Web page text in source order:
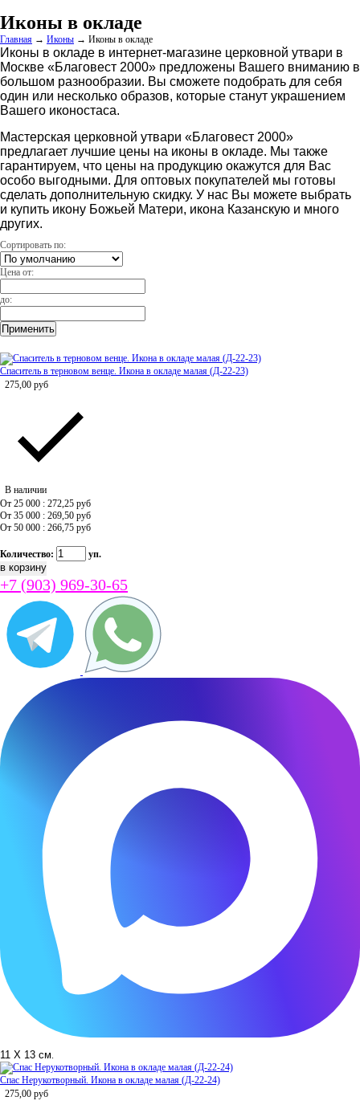
Иконы в окладе
Главная → Иконы → Иконы в окладе
Иконы в окладе в интернет-магазине церковной утвари в
Москве «Благовест 2000» предложены Вашего вниманию в
большом разнообразии. Вы сможете подобрать для себя
один или несколько образов, которые станут украшением
Вашего иконостаса.
Мастерская церковной утвари «Благовест 2000»
предлагает лучшие цены на иконы в окладе. Мы также
гарантируем, что цены на продукцию окажутся для Вас
особо выгодными. Для оптовых покупателей мы готовы
сделать дополнительную скидку. У нас Вы можете выбрать
и купить икону Божьей Матери, икона Казанскую и много
других.
Сортировать по:
Цена от:
до:
Спаситель в терновом венце. Икона в окладе малая (Д-22-23)
275,00 руб
В наличии
От 25 000 : 272,25 руб
От 35 000 : 269,50 руб
От 50 000 : 266,75 руб
Количество: уп.
+7 (903) 969-30-65
11 Х 13 см.
Спас Нерукотворный. Икона в окладе малая (Д-22-24)
275,00 руб